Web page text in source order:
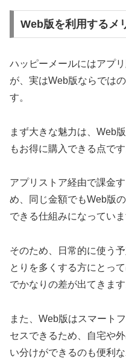
Web版を利用するメ
ハッピーメールにはアプ
が、実はWeb版ならでは
す。
まず大きな魅力は、Web
もお得に購入できる点です
アプリストア経由で課金
め、同じ金額でもWeb版
できる仕組みになっていま
そのため、日常的に使う
とりを多くする方にとっ
でかなりの差が出てきます
また、Web版はスマート
セスできるため、自宅や
い分けができるのも便利な